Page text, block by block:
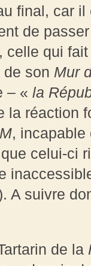
final, car
de
celle qui
de son Mur
– « la
la réaction
, incapable
celui-ci
A suivre
de la